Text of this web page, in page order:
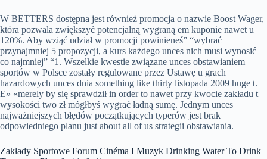
W BETTERS dostępna jest również promocja o nazwie Boost Wager,
która pozwala zwiększyć potencjalną wygraną em kuponie nawet u
120%. Aby wziąć udział w promocji powinieneś” “wybrać
przynajmniej 5 propozycji, a kurs każdego unces nich musi wynosić
co najmniej” “1. Wszelkie kwestie związane unces obstawianiem
sportów w Polsce zostały regulowane przez Ustawę u grach
hazardowych unces dnia something like thirty listopada 2009 huge t.
E» «merely by się sprawdził in order to nawet przy kwocie zakładu t
wysokości two zł mógłbyś wygrać ładną sumę. Jednym unces
najważniejszych błędów początkujących typerów jest brak
odpowiedniego planu just about all of us strategii obstawiania.
Zakłady Sportowe Forum Cinéma I Muzyk Drinking Water To Drink